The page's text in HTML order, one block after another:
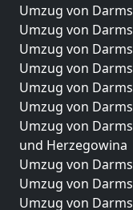
Umzug von
Umzug von
Umzug von
Umzug von
Umzug von
Umzug von
Umzug von
und Herzegowina
Umzug von
Umzug von
Umzug von